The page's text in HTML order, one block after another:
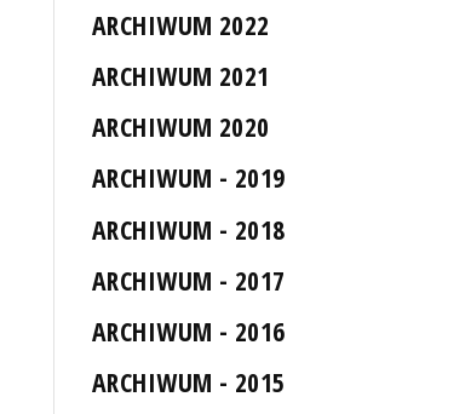
ARCHIWUM 2022
ARCHIWUM 2021
ARCHIWUM 2020
ARCHIWUM - 2019
ARCHIWUM - 2018
ARCHIWUM - 2017
ARCHIWUM - 2016
ARCHIWUM - 2015